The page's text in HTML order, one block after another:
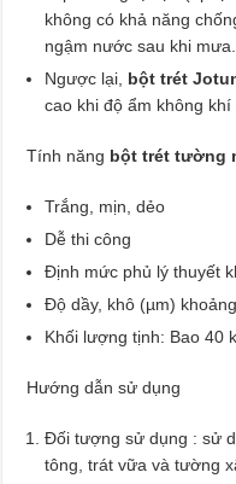
không có khả năng
ngậm nước sau khi mưa.
Ngược lại, bột trét
cao khi độ ẩm không khí
Tính năng bột trét tường
Trắng, mịn, dẻo
Dễ thi công
Định mức phủ lý thuyết
Độ dầy, khô (µm)
Khối lượng tịnh: Bao 40
Hướng dẫn sử dụng
Đối tượng sử dụng : sử
tông, trát vữa và tường